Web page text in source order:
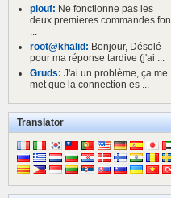
5 JANVIER 2012
plouf: Ne fonctionne pas les
deux premieres commandes fon
...
root@khalid: Bonjour, Désolé
pour ma réponse tardive (j'ai ...
Gruds: J'ai un problème, ça me
met que la connection es ...
extra link. 100% Working! ...
Translator